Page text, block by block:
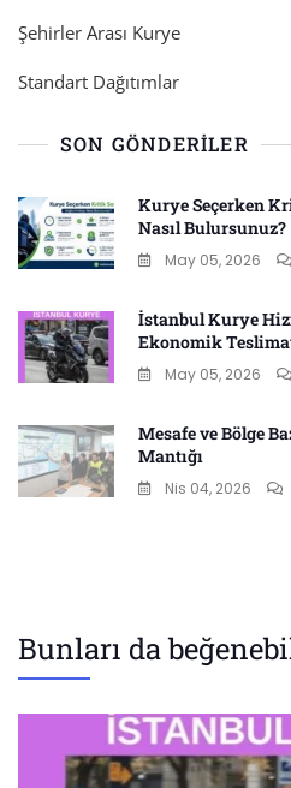
Şehirler Arası Kurye
Standart Dağıtımlar
SON GÖNDERILER
Kurye Seçerken
Nasıl Bulursunuz?
May 05, 2026
İstanbul Kurye
Ekonomik
May 05, 2026
Mesafe ve Bölge
Mantığı
Nis 04, 2026
Bunları da